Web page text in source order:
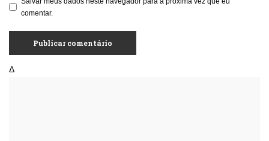
comentar.
Δ